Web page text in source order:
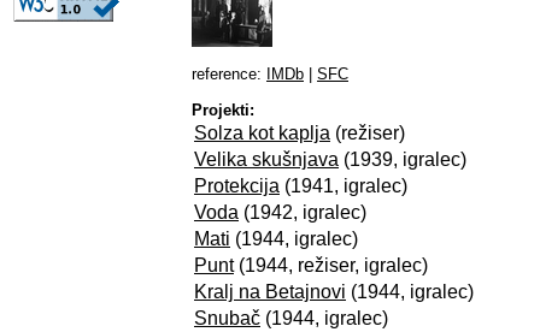
reference: IMDb
SFC
Projekti:
Solza kot kaplja (režiser)
Velika skušnjava (1939, igralec)
Protekcija (1941, igralec)
Voda (1942, igralec)
Mati (1944, igralec)
Punt(1944, režiser, igralec)
Kralj na Betajnovi (1944, igralec)
Snubač (1944, igralec)